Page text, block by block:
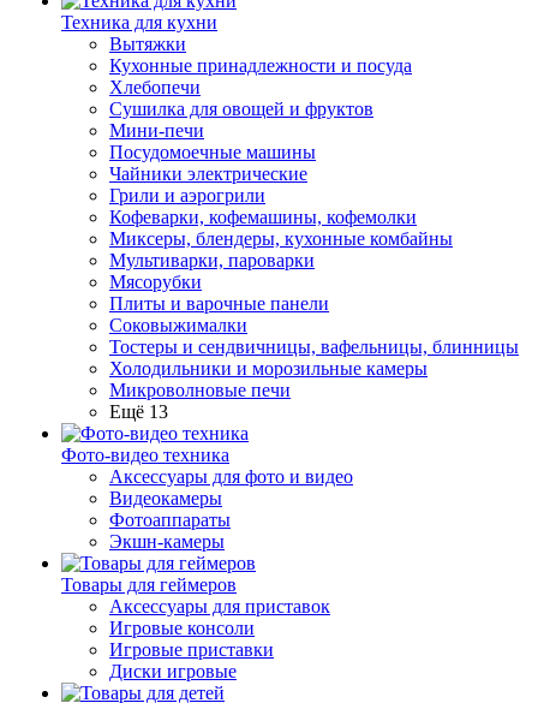
Техника для кухни
Вытяжки
Кухонные принадлежности и посуда
Хлебопечи
Сушилка для овощей и фруктов
Мини-печи
Посудомоечные машины
Чайники электрические
Грили и аэрогрили
Кофеварки, кофемашины, кофемолки
Миксеры, блендеры, кухонные комбайны
Мультиварки, пароварки
Мясорубки
Плиты и варочные панели
Соковыжималки
Тостеры и сендвичницы, вафельницы, блинницы
Холодильники и морозильные камеры
Микроволновые печи
Ещё 13
Фото-видео техника
Аксессуары для фото и видео
Видеокамеры
Фотоаппараты
Экшн-камеры
Товары для геймеров
Аксессуары для приставок
Игровые консоли
Игровые приставки
Диски игровые